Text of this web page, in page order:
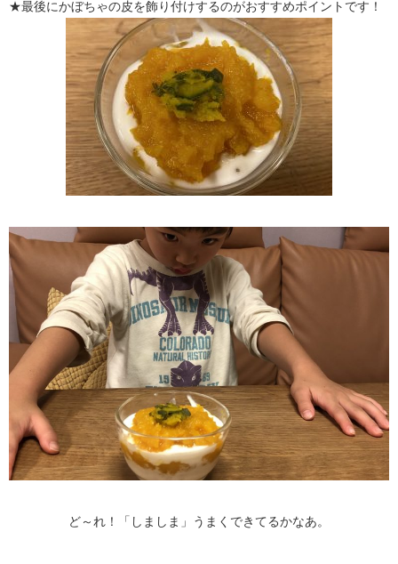
★最後にかぼちゃの皮を飾り付けするのがおすすめポイントです！
ど～れ！「しましま」うまくできてるかなあ。